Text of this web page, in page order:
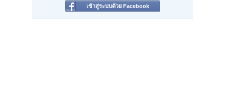
เข้าสู่ระบบด้วย Facebook